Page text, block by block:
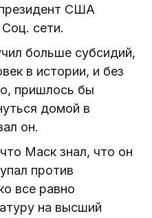
США
сети.
больше субсидий,
в истории, и без
пришлось бы
домой в
он.
Маск знал, что он
против
все равно
на высший